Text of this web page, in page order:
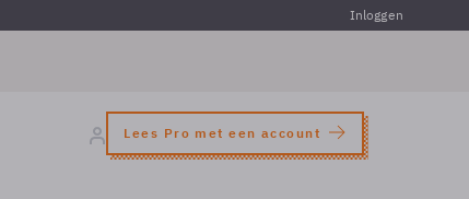
Inloggen
Lees Pro met een account